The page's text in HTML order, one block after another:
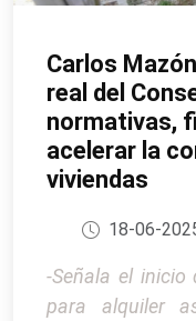
Carlos
real del
normativas,
acelerar la
viviendas
18-06-
-Señala el inicio
para alquiler